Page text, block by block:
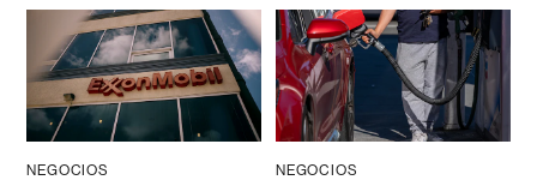
NEGOCIOS NEGOCIOS